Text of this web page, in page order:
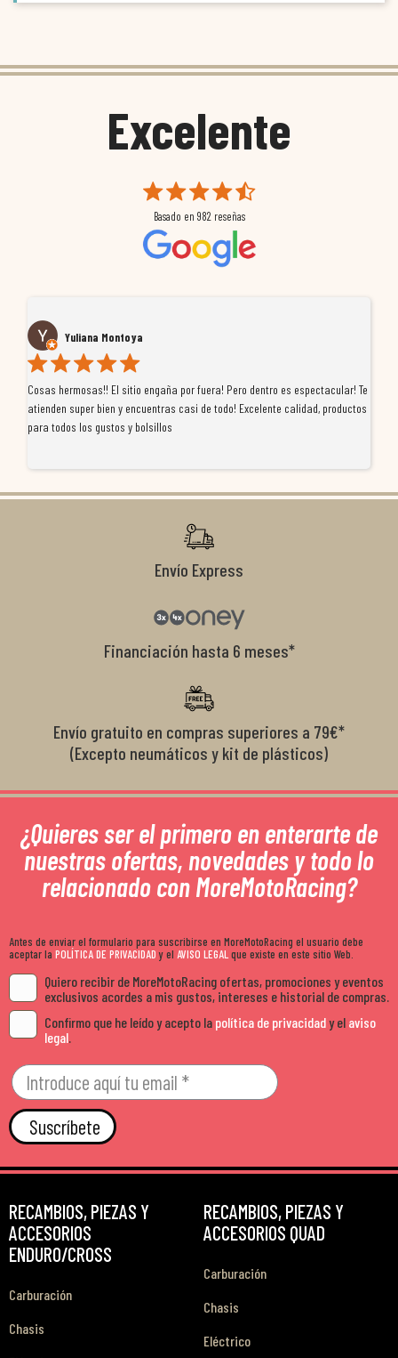
Excelente
Basado en 982 reseñas
Yuliana Montoya
Cosas hermosas!! El sitio engaña por fuera! Pero dentro es espectacular! Te
atienden super bien y encuentras casi de todo! Excelente calidad, productos
para todos los gustos y bolsillos
Envío Express
Financiación hasta 6 meses*
Envío gratuito en compras superiores a 79€*
(Excepto neumáticos y kit de plásticos)
¿Quieres ser el primero en enterarte de
nuestras ofertas, novedades y todo lo
relacionado con MoreMotoRacing?
Antes de enviar el formulario para suscribirse en MoreMotoRacing el usuario debe
aceptar la POLÍTICA DE PRIVACIDADy el AVISO LEGALque existe en este sitio Web.
Quiero recibir de MoreMotoRacing ofertas, promociones y eventos
exclusivos acordes a mis gustos, intereses e historial de compras.
Confirmo que he leído y acepto la política de privacidady el aviso
legal
Suscríbete
RECAMBIOS, PIEZAS Y
ACCESORIOS
ENDURO/CROSS
Carburación
Chasis
RECAMBIOS, PIEZAS Y
ACCESORIOS QUAD
Carburación
Chasis
Eléctrico